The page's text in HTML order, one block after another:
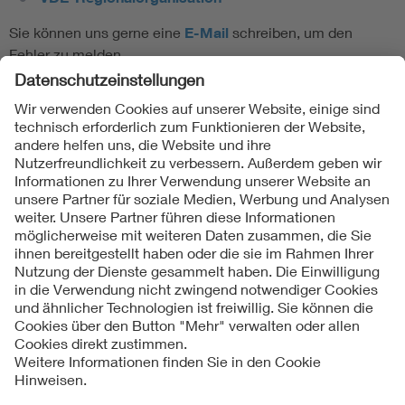
Sie können uns gerne eine E-Mail schreiben, um den
Fehler zu melden.
Folgen Sie uns
Kontakte
Service
Impressum
Datenschutzinformationen